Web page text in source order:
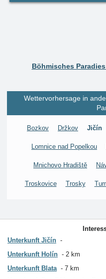
Böhmisches
Wettervorhersage in
Bozkov Držkov Jičín
Lomnice nad Popelkou
Mnichovo Hradiště
Troskovice Trosky
Unterkunft Jičín
Unterkunft Holín
2 km
Unterkunft Blata
7 km